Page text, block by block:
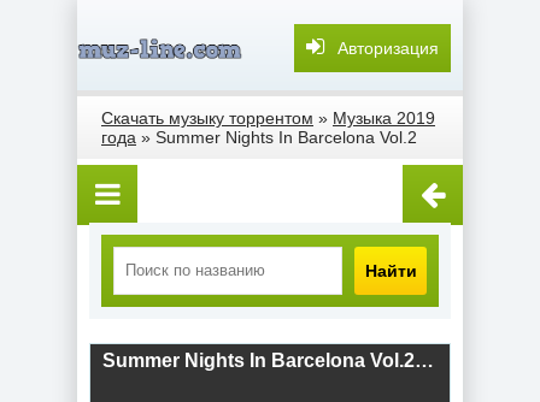
Авторизация
Скачать музыку торрентом » Музыка 2019
года » Summer Nights In Barcelona Vol.2
Найти
Summer Nights In Barcelona Vol.2 (2019) скачать торрент